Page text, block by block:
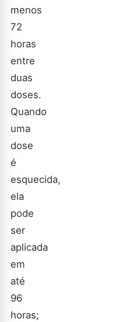
menos
72
horas
entre
duas
doses.
Quando
uma
dose
é
esquecida,
ela
pode
ser
aplicada
em
até
96
horas;